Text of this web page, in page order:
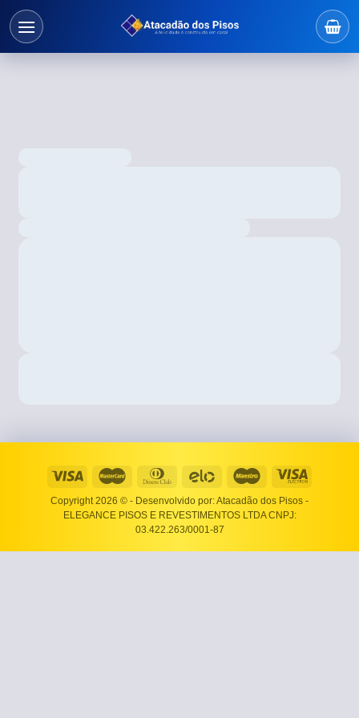
Copyright 2026 © - Desenvolvido por: Atacadão dos Pisos -
ELEGANCE PISOS E REVESTIMENTOS LTDA CNPJ:
03.422.263/0001-87